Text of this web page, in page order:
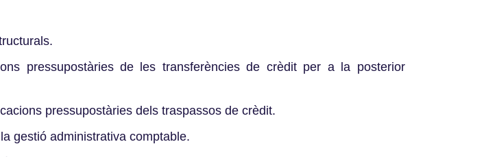
pressupostàries de les transferències de crèdit per a la posterior
pressupostàries dels traspassos de crèdit.
gestió administrativa comptable.